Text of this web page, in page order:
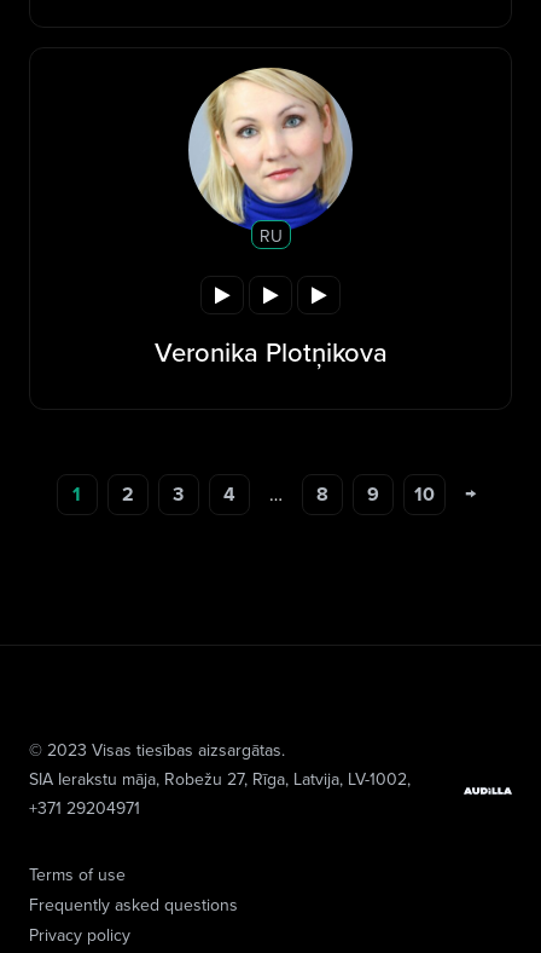
RU
Veronika Plotņikova
1 2 3 4 … 8 9 10 →
Terms of use
Frequently asked questions
Privacy policy
© 2023 Visas tiesības aizsargātas.
SIA Ierakstu māja, Robežu 27, Rīga, Latvija, LV-1002,
+371 29204971